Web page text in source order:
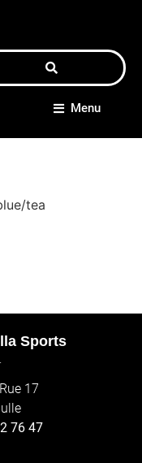
Menu
tea
Sports
17
76 47